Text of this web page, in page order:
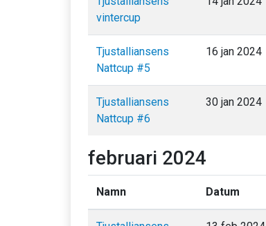
vintercup
Tjustalliansens
Nattcup #5
16 jan 2024
Tjustalliansens
Nattcup #6
30 jan 2024
februari 2024
Namn Datum